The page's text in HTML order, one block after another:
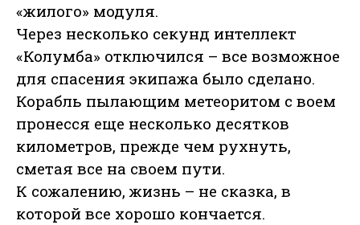
«жилого» модуля.
Через несколько секунд интеллект
«Колумба» отключился – все возможное
для спасения экипажа было сделано.
Корабль пылающим метеоритом с воем
пронесся еще несколько десятков
километров, прежде чем рухнуть,
сметая все на своем пути.
К сожалению, жизнь – не сказка, в
которой все хорошо кончается.